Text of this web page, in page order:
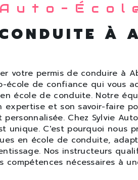
À
votre permis de conduire à
école de confiance qui vous
école de conduite. Notre
expertise et son savoir-faire
Chez Sylvie
unique. C'est pourquoi nous
en école de conduite,
Nos instructeurs
compétences nécessaires à